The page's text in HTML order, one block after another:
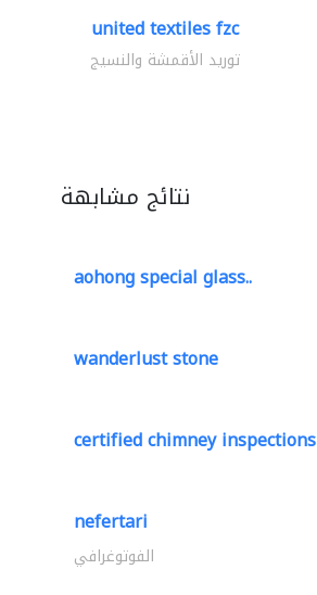
united textiles fzc
توريد الأقمشة والنسيج
نتائج مشابهة
aohong special glass..
wanderlust stone
certified chimney inspections
nefertari
الفوتوغرافي